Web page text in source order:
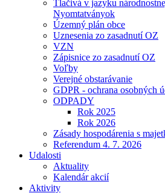
Tlačivá v jazyku
Nyomtatványok
Územný plán obce
Uznesenia zo zasadnutí OZ
VZN
Zápisnice zo zasadnutí OZ
Voľby
Verejné obstarávanie
GDPR - ochrana osobných
ODPADY
Rok 2025
Rok 2026
Zásady hospodárenia s
Referendum 4. 7. 2026
Udalosti
Aktuality
Kalendár akcií
Aktivity